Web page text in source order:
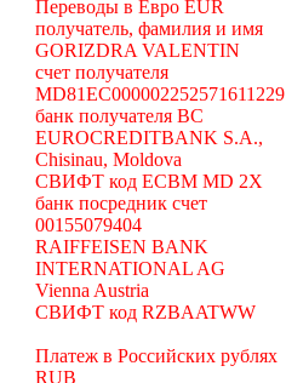
Переводы в Евро EUR
получатель, фамилия и имя
GORIZDRA VALENTIN
счет получателя
MD81EC000002252571611229
банк получателя BC
EUROCREDITBANK S.A.,
Chisinau, Moldova
СВИФТ код ECBM MD 2X
банк посредник счет
00155079404
RAIFFEISEN BANK
INTERNATIONAL AG
Vienna Austria
СВИФТ код RZBAATWW
Платеж в Российских рублях
RUB